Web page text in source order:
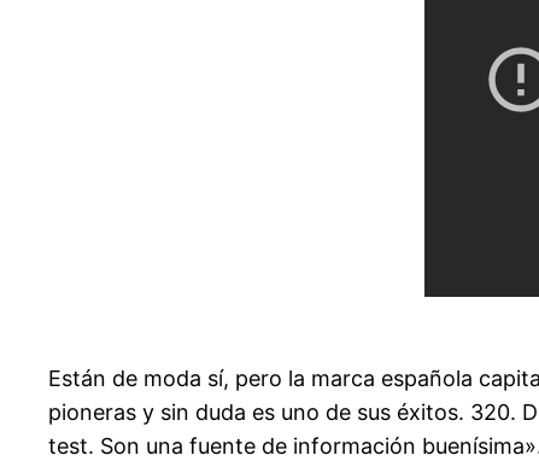
Están de moda sí, pero la marca española
pioneras y sin duda es uno de sus éxitos. 320.
test. Son una fuente de información